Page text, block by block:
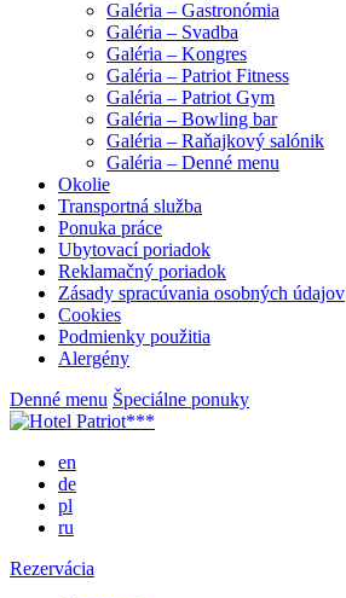
Galéria – Gastronómia
Galéria – Svadba
Galéria – Kongres
Galéria – Patriot Fitness
Galéria – Patriot Gym
Galéria – Bowling bar
Galéria – Raňajkový salónik
Galéria – Denné menu
Okolie
Transportná služba
Ponuka práce
Ubytovací poriadok
Reklamačný poriadok
Zásady spracúvania osobných údajov
Cookies
Podmienky použitia
Alergény
Denné menu Špeciálne ponuky
en
de
pl
ru
Rezervácia